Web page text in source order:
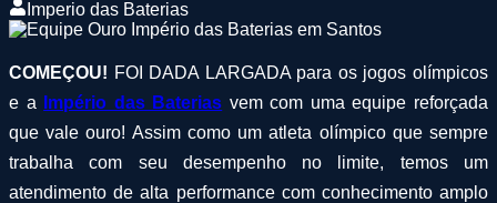
Imperio das Baterias
COMEÇOU! FOI DADA LARGADA para os jogos olímpicos
e a
Império das Baterias vem com uma equipe reforçada
que vale ouro! Assim como um atleta olímpico que sempre
trabalha com seu desempenho no limite, temos um
atendimento de alta performance com conhecimento amplo